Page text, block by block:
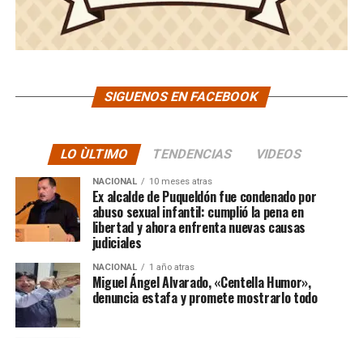
SIGUENOS EN FACEBOOK
LO ÙLTIMO TENDENCIAS VIDEOS
NACIONAL 10 meses atras
Ex alcalde de Puqueldón fue condenado por
abuso sexual infantil: cumplió la pena en
libertad y ahora enfrenta nuevas causas
judiciales
NACIONAL 1 año atras
Miguel Ángel Alvarado, «Centella Humor»,
denuncia estafa y promete mostrarlo todo